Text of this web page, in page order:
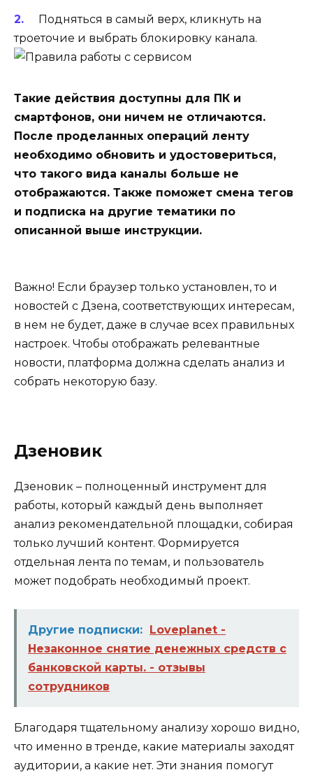
Подняться в самый верх, кликнуть на
троеточие и выбрать блокировку канала.
Такие действия доступны для ПК и
смартфонов, они ничем не отличаются.
После проделанных операций ленту
необходимо обновить и удостовериться,
что такого вида каналы больше не
отображаются. Также поможет смена тегов
и подписка на другие тематики по
описанной выше инструкции.
Важно! Если браузер только установлен, то и
новостей с Дзена, соответствующих интересам,
в нем не будет, даже в случае всех правильных
настроек. Чтобы отображать релевантные
новости, платформа должна сделать анализ и
собрать некоторую базу.
Дзеновик
Дзеновик – полноценный инструмент для
работы, который каждый день выполняет
анализ рекомендательной площадки, собирая
только лучший контент. Формируется
отдельная лента по темам, и пользователь
может подобрать необходимый проект.
Другие подписки:
Loveplanet -
Незаконное снятие денежных средств с
банковской карты. - отзывы
сотрудников
Благодаря тщательному анализу хорошо видно,
что именно в тренде, какие материалы заходят
аудитории, а какие нет. Эти знания помогут